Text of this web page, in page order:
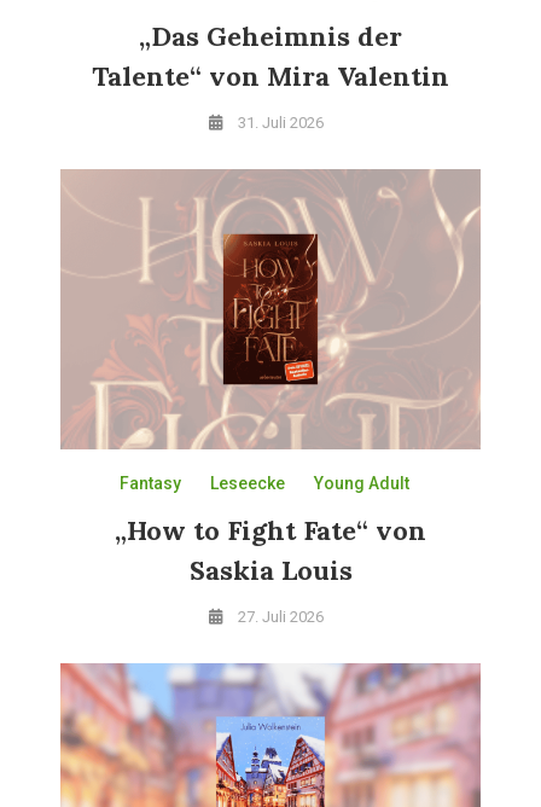
„Das Geheimnis der
Talente“ von Mira Valentin
31. Juli 2026
Fantasy Leseecke Young Adult
„How to Fight Fate“ von
Saskia Louis
27. Juli 2026